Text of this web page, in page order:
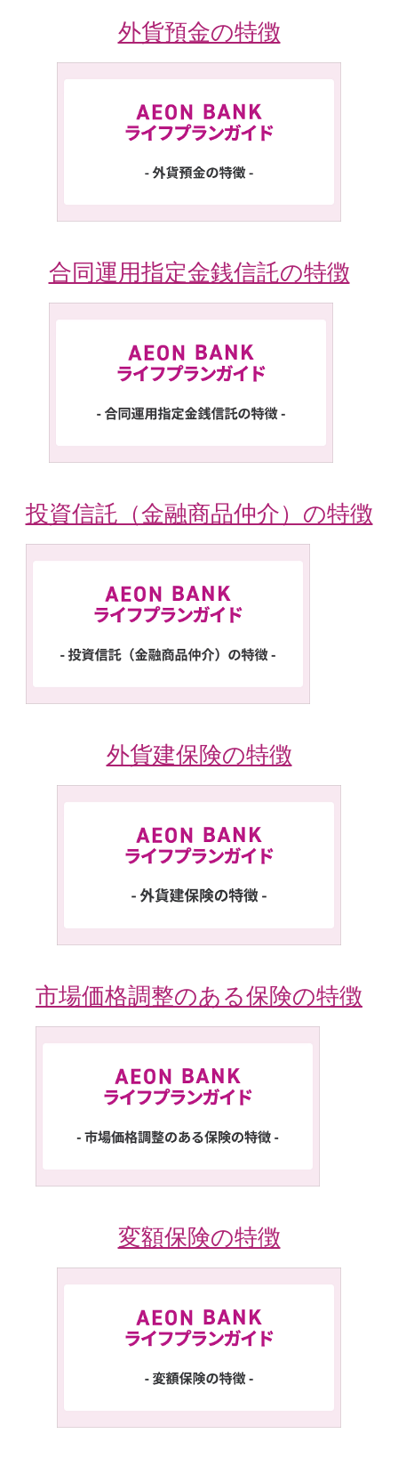
外貨預金の特徴
合同運用指定金銭信託の特徴
投資信託（金融商品仲介）の特徴
外貨建保険の特徴
市場価格調整のある保険の特徴
変額保険の特徴